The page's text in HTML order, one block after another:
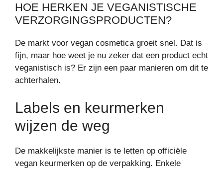
HOE HERKEN JE VEGANISTISCHE
VERZORGINGSPRODUCTEN?
De markt voor vegan cosmetica groeit snel. Dat is
fijn, maar hoe weet je nu zeker dat een product echt
veganistisch is? Er zijn een paar manieren om dit te
achterhalen.
Labels en keurmerken
wijzen de weg
De makkelijkste manier is te letten op officiële
vegan keurmerken op de verpakking. Enkele